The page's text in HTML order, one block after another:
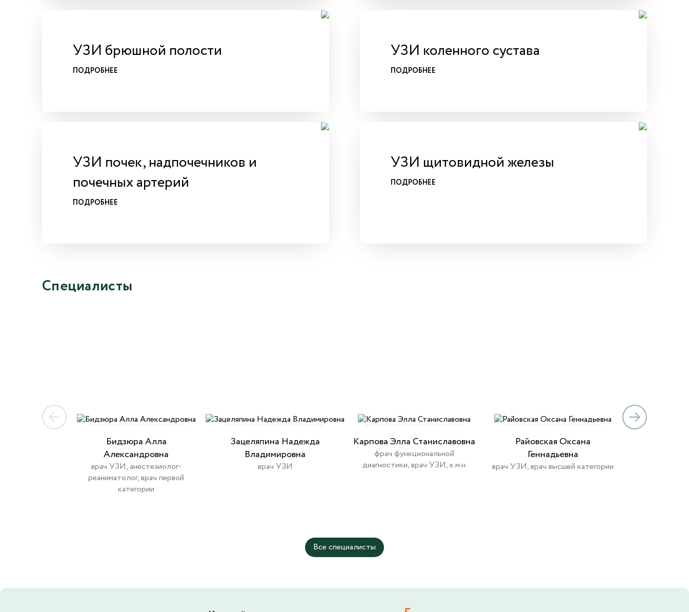
УЗИ брюшной полости
ПОДРОБНЕЕ
УЗИ коленного сустава
ПОДРОБНЕЕ
УЗИ почек, надпочечников и
почечных артерий
ПОДРОБНЕЕ
УЗИ щитовидной железы
ПОДРОБНЕЕ
Специалисты
Бидзюра Алла
Александровна
врач УЗИ, анестезиолог-
реаниматолог, врач первой
категории
Зацеляпина Надежда
Владимировна
врач УЗИ
Карпова Элла Станиславовна
фрач функциональной
диагностики, врач УЗИ, к.м.н
Райовская Оксана
Геннадьевна
врач УЗИ, врач высшей категории
Все специалисты